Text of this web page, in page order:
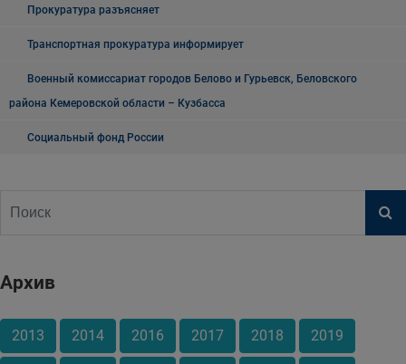
Прокуратура разъясняет
Транспортная прокуратура информирует
Военный комиссариат городов Белово и Гурьевск, Беловского
района Кемеровской области – Кузбасса
Социальный фонд России
Архив
2013 2014 2016 2017 2018 2019